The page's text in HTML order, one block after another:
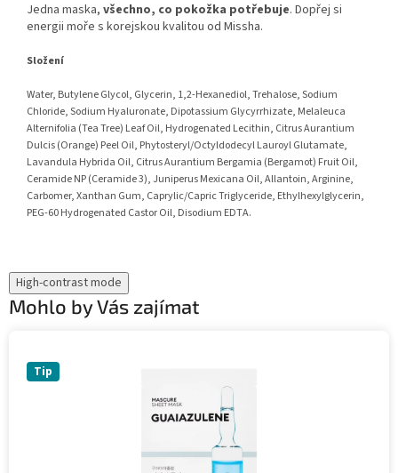
Jedna maska, všechno, co pokožka potřebuje. Dopřej si
energii moře s korejskou kvalitou od Missha.
Složení
Water, Butylene Glycol, Glycerin, 1,2-Hexanediol, Trehalose, Sodium
Chloride, Sodium Hyaluronate, Dipotassium Glycyrrhizate, Melaleuca
Alternifolia (Tea Tree) Leaf Oil, Hydrogenated Lecithin, Citrus Aurantium
Dulcis (Orange) Peel Oil, Phytosteryl/Octyldodecyl Lauroyl Glutamate,
Lavandula Hybrida Oil, Citrus Aurantium Bergamia (Bergamot) Fruit Oil,
Ceramide NP (Ceramide 3), Juniperus Mexicana Oil, Allantoin, Arginine,
Carbomer, Xanthan Gum, Caprylic/Capric Triglyceride, Ethylhexylglycerin,
PEG-60 Hydrogenated Castor Oil, Disodium EDTA.
High-contrast mode
Mohlo by Vás zajímat
Tip